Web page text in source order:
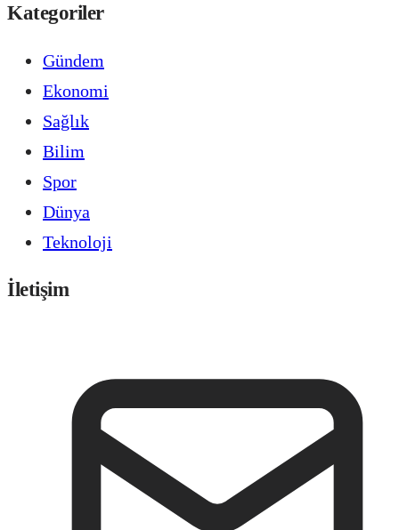
Kategoriler
Gündem
Ekonomi
Sağlık
Bilim
Spor
Dünya
Teknoloji
İletişim